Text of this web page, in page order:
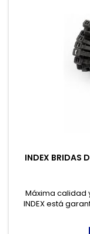
INDEX BRIDAS
Máxima calidad
INDEX está
calidad, gracias
UNE-EN